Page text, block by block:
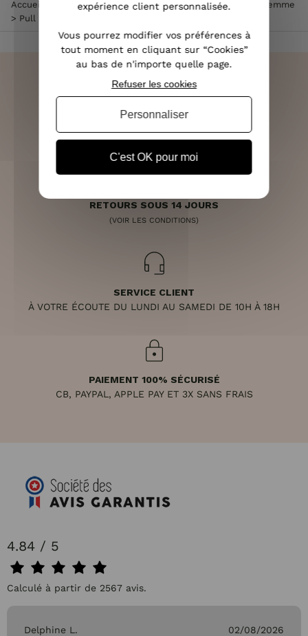
Accueil Vêtements femme >Pull femme >Pull col rond femme
> Pull marinière noir blanc cassé coeur rose
LIVRAISON RAPIDE
OFFERTE DÈS 70€
RETOURS SOUS 14 JOURS
(VOIR LES CONDITIONS)
SERVICE CLIENT
À VOTRE ÉCOUTE DU LUNDI AU SAMEDI DE 10H À 18H
PAIEMENT 100% SÉCURISÉ
CB, PAYPAL, APPLE PAY ET 3X SANS FRAIS
4.84 / 5
Calculé à partir de 2567 avis.
Delphine L. 02/08/2026
expérience client personnalisée.
Vous pourrez modifier vos préférences à
tout moment en cliquant sur “Cookies”
au bas de n'importe quelle page.
C'est OK pour moi
Refuser les cookies
Personnaliser